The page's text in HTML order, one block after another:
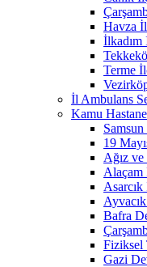
Havza
İlkadım
Terme
İl Ambulans
Kamu
19
Ağız ve
Alaçam
Bafra
Fiziksel
Gazi